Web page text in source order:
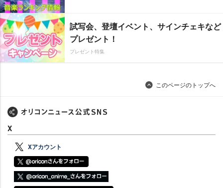
試写会、登壇イベント、サインチェキなど
プレゼント！
プレゼント特集
このページのトップへ
X
Xアカウント